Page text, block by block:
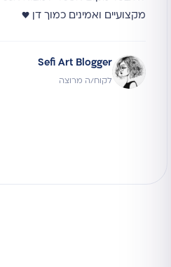
מקצועיים ואמינים כמוך דן ♥
Sefi Art Blogger
לקוח/ה מרוצה